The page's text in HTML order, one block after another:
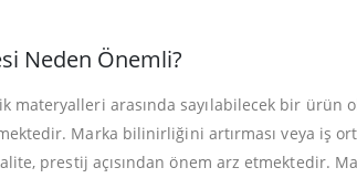
Neden Önemli?
arasında sayılabilecek bir ürün
Marka bilinirliğini artırması veya iş
prestij açısından önem arz etmektedir.